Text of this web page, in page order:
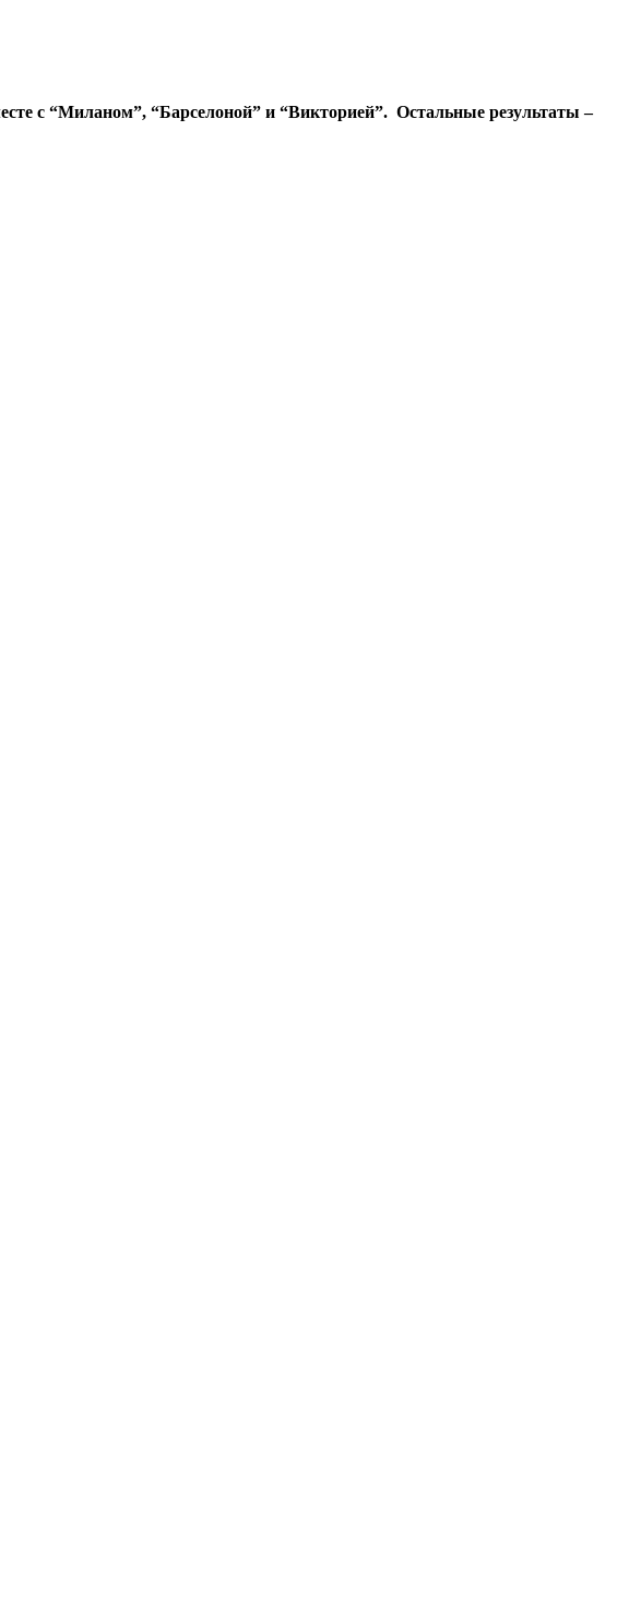
с “Миланом”, “Барселоной” и “Викторией”. Остальные результаты –